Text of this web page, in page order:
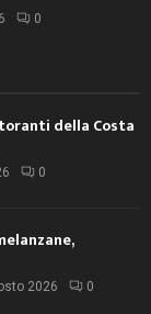
0
della Costa
0
2026 0